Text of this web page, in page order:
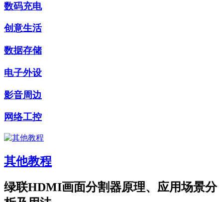
数码充电
创意生活
数据存储
电子外设
影音周边
网络工控
其他教程
绿联HDMI画面分割器原理、应用场景分